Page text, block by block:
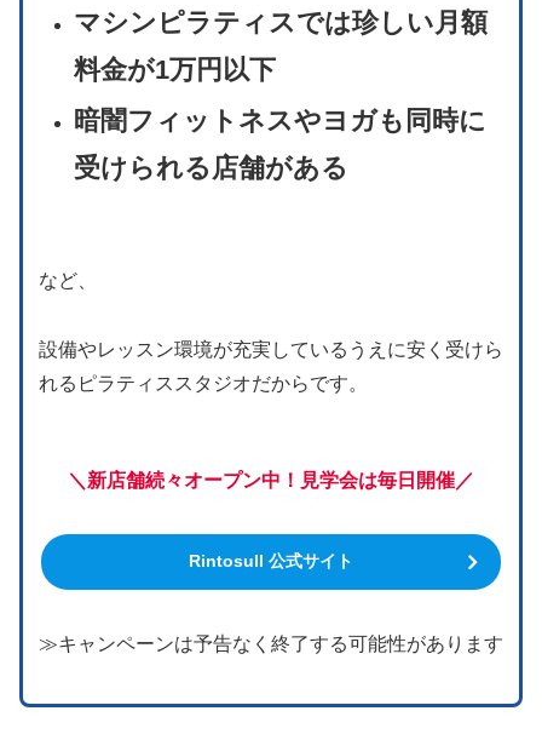
マシンピラティスでは珍しい月額
料金が1万円以下
暗闇フィットネスやヨガも同時に
受けられる店舗がある
など、
設備やレッスン環境が充実しているうえに安く受けら
れるピラティススタジオだからです。
＼新店舗続々オープン中！見学会は毎日開催／
Rintosull 公式サイト
≫キャンペーンは予告なく終了する可能性があります